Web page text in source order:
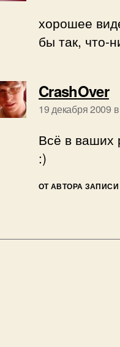
хорошее
бы так, что-
CrashOver
19 декабря 2009
Всё в ваших
:)
ОТ АВТОРА ЗАПИСИ